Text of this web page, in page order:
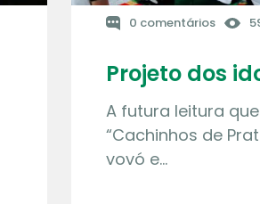
0 comentários
Projeto dos
A futura leitura
“Cachinhos de
vovó e…